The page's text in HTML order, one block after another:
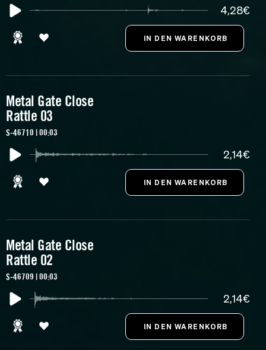
4,28€
Metal Gate Close
Rattle 03
S-46710 | 00:03
2,14€
Metal Gate Close
Rattle 02
S-46709 | 00:03
2,14€